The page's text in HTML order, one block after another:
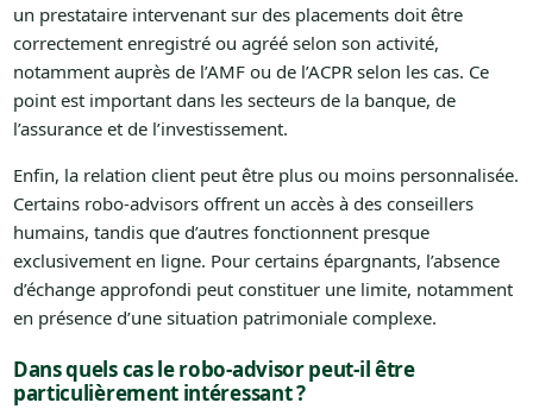
un prestataire intervenant sur des placements doit être
correctement enregistré ou agréé selon son activité,
notamment auprès de l’AMF ou de l’ACPR selon les cas. Ce
point est important dans les secteurs de la banque, de
l’assurance et de l’investissement.
Enfin, la relation client peut être plus ou moins personnalisée.
Certains robo-advisors offrent un accès à des conseillers
humains, tandis que d’autres fonctionnent presque
exclusivement en ligne. Pour certains épargnants, l’absence
d’échange approfondi peut constituer une limite, notamment
en présence d’une situation patrimoniale complexe.
Dans quels cas le robo-advisor peut-il être
particulièrement intéressant ?